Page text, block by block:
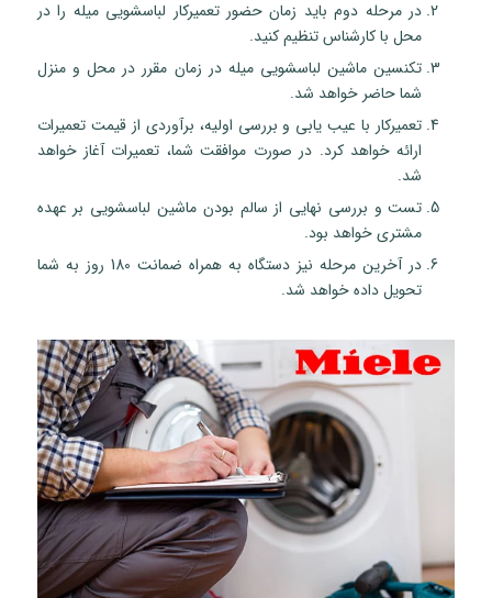
در مرحله دوم باید زمان حضور تعمیرکار لباسشویی میله را در
محل با کارشناس تنظیم کنید.
تکنسین ماشین لباسشویی میله در زمان مقرر در محل و منزل
شما حاضر خواهد شد.
تعمیرکار با عیب یابی و بررسی اولیه، برآوردی از قیمت تعمیرات
ارائه خواهد کرد. در صورت موافقت شما، تعمیرات آغاز خواهد
شد.
تست و بررسی نهایی از سالم بودن ماشین لباسشویی بر عهده
مشتری خواهد بود.
در آخرین مرحله نیز دستگاه به همراه ضمانت 180 روز به شما
تحویل داده خواهد شد.